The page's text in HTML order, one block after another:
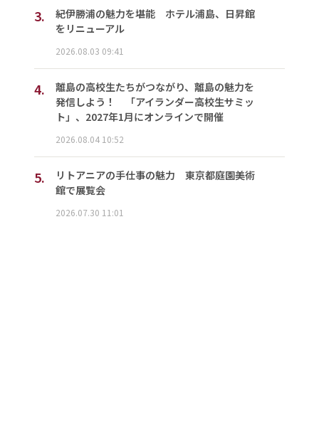
3.
紀伊勝浦の魅力を堪能 ホテル浦島、日昇館
をリニューアル
2026.08.03 09:41
4.
離島の高校生たちがつながり、離島の魅力を
発信しよう！ 「アイランダー高校生サミッ
ト」、2027年1月にオンラインで開催
2026.08.04 10:52
5.
リトアニアの手仕事の魅力 東京都庭園美術
館で展覧会
2026.07.30 11:01